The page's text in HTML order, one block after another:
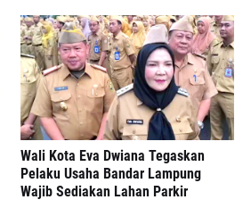
Wali Kota Eva Dwiana Tegaskan
Pelaku Usaha Bandar Lampung
Wajib Sediakan Lahan Parkir